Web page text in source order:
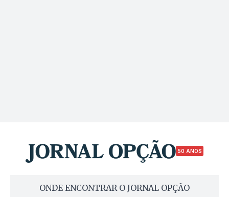
50 ANOS
ONDE ENCONTRAR O JORNAL OPÇÃO